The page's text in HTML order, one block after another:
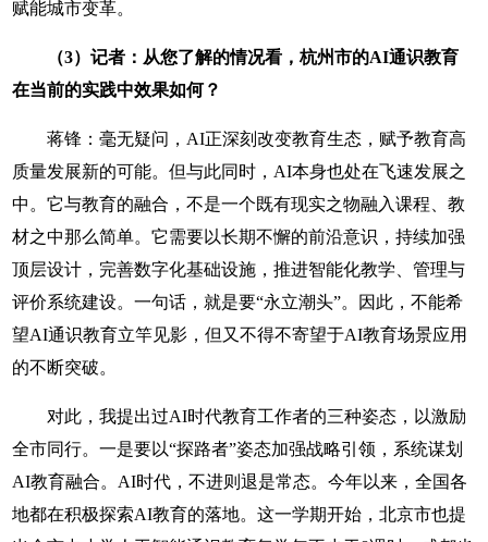
赋能城市变革。
（3）记者：从您了解的情况看，杭州市的AI通识教育
在当前的实践中效果如何？
蒋锋：毫无疑问，AI正深刻改变教育生态，赋予教育高
质量发展新的可能。但与此同时，AI本身也处在飞速发展之
中。它与教育的融合，不是一个既有现实之物融入课程、教
材之中那么简单。它需要以长期不懈的前沿意识，持续加强
顶层设计，完善数字化基础设施，推进智能化教学、管理与
评价系统建设。一句话，就是要“永立潮头”。因此，不能希
望AI通识教育立竿见影，但又不得不寄望于AI教育场景应用
的不断突破。
对此，我提出过AI时代教育工作者的三种姿态，以激励
全市同行。一是要以“探路者”姿态加强战略引领，系统谋划
AI教育融合。AI时代，不进则退是常态。今年以来，全国各
地都在积极探索AI教育的落地。这一学期开始，北京市也提